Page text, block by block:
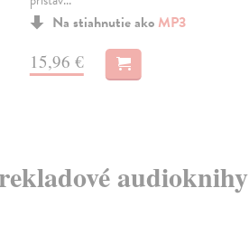
Na stiahnutie ako MP3
15,96 €
audioknihy